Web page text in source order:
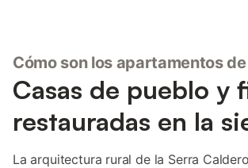
Cómo son los apartamentos
Casas de pueblo y
restauradas en la
La arquitectura rural de la Serra